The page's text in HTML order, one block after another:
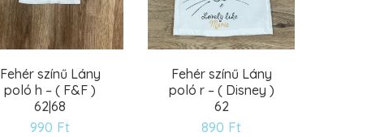
Fehér színű Lány
poló h – ( F&F )
62|68
990 Ft
Fehér színű Lány
poló r – ( Disney )
62
890 Ft